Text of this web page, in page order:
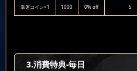
幸運コイン×1 1000 0% off 5
3.消費特典-毎日